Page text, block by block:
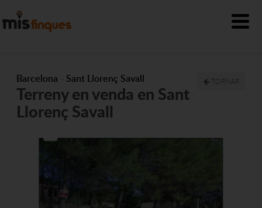
TORNAR
Barcelona Sant Llorenç Savall
Terreny en venda en Sant
Llorenç Savall